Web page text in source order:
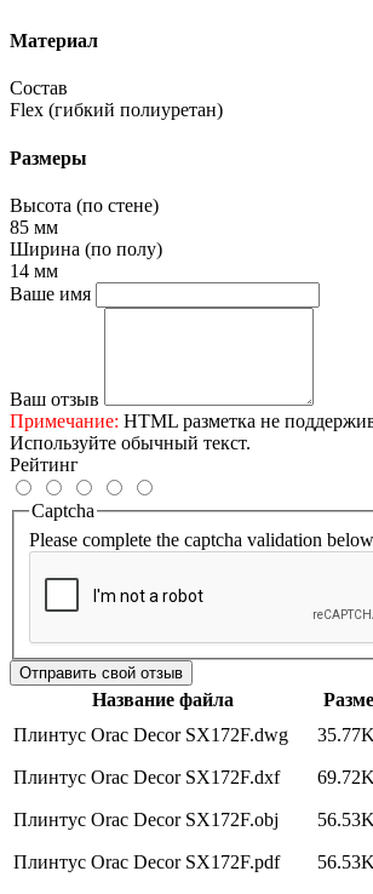
Материал
Состав
Flex (гибкий полиуретан)
Размеры
Высота (по стене)
85 мм
Ширина (по полу)
14 мм
Ваше имя
Ваш отзыв
Примечание: HTML разметка не
Используйте обычный текст.
Рейтинг
Captcha
Please complete the captcha validation below
Отправить свой отзыв
Название файла
Плинтус Orac Decor SX172F.dwg
Плинтус Orac Decor SX172F.dxf
Плинтус Orac Decor SX172F.obj
Плинтус Orac Decor SX172F.pdf